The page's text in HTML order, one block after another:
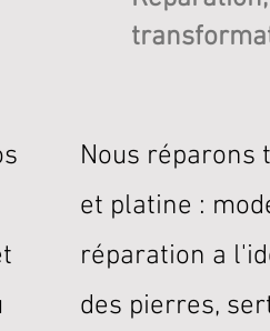
Nous réparons
et platine :
réparation a
des pierres,